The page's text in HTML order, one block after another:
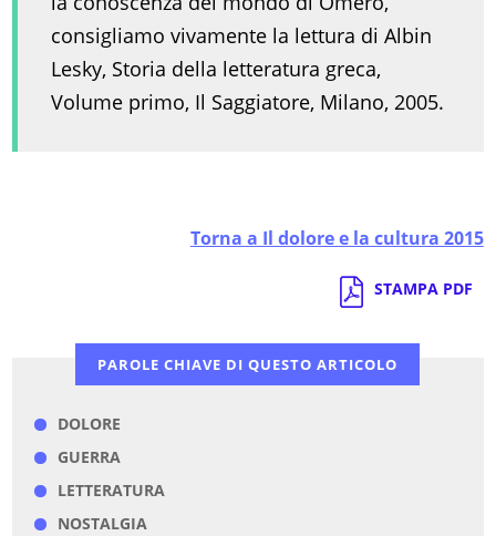
consigliamo vivamente la lettura di Albin
Lesky, Storia della letteratura greca,
Volume primo, Il Saggiatore, Milano, 2005.
Torna a Il dolore e la cultura 2015
STAMPA PDF
PAROLE CHIAVE DI QUESTO ARTICOLO
DOLORE
GUERRA
LETTERATURA
NOSTALGIA